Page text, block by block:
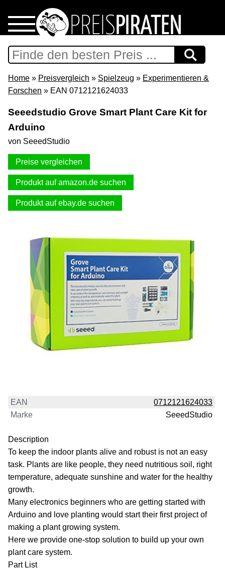
Home
Download
Support & Newsletter
Presse
Datenschutz
Impressum
Home » Preisvergleich » Spielzeug » Experimentieren &
Forschen » EAN 0712121624033
Seeedstudio Grove Smart Plant Care Kit for
Arduino
von SeeedStudio
Preise vergleichen
Produkt auf amazon.de suchen
Produkt auf ebay.de suchen
EAN
0712121624033
Marke
SeeedStudio
Description
To keep the indoor plants alive and robust is not an easy
task. Plants are like people, they need nutritious soil, right
temperature, adequate sunshine and water for the healthy
growth.
Many electronics beginners who are getting started with
Arduino and love planting would start their first project of
making a plant growing system.
Here we provide one-stop solution to build up your own
plant care system.
Part List